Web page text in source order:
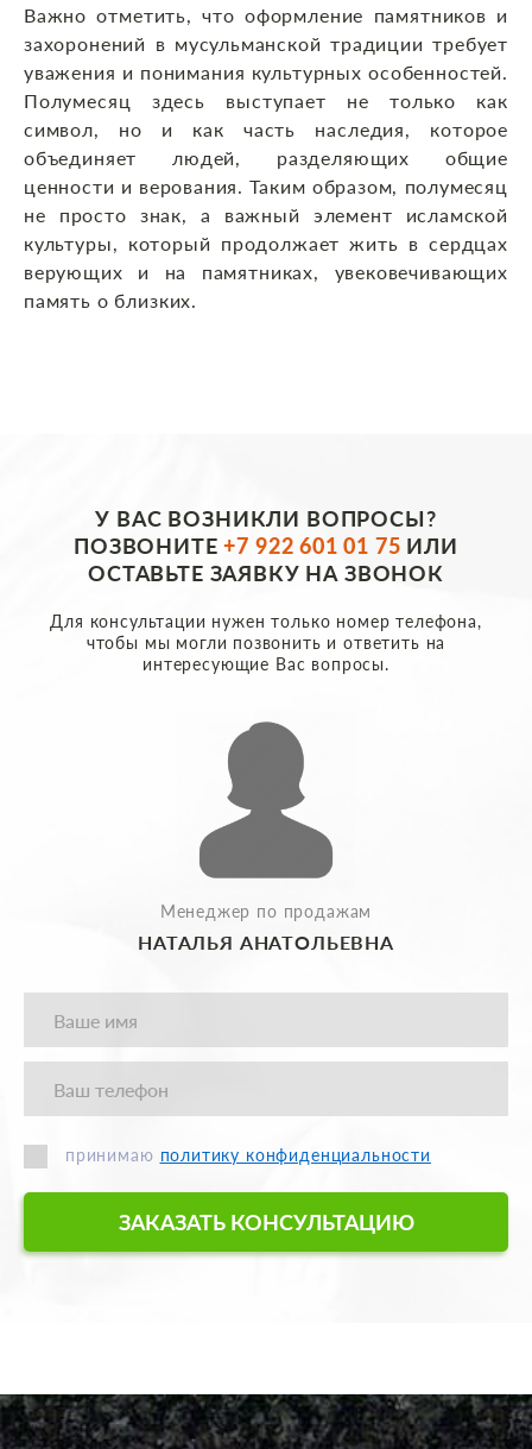
Важно отметить, что оформление памятников и
захоронений в мусульманской традиции требует
уважения и понимания культурных особенностей.
Полумесяц здесь выступает не только как
символ, но и как часть наследия, которое
объединяет людей, разделяющих общие
ценности и верования. Таким образом, полумесяц
не просто знак, а важный элемент исламской
культуры, который продолжает жить в сердцах
верующих и на памятниках, увековечивающих
память о близких.
У ВАС ВОЗНИКЛИ ВОПРОСЫ?
ПОЗВОНИТЕ+7 922 601 01 75 ИЛИ
ОСТАВЬТЕ ЗАЯВКУ НА ЗВОНОК
Для консультации нужен только номер телефона,
чтобы мы могли позвонить и ответить на
интересующие Вас вопросы.
Менеджер по продажам
НАТАЛЬЯ АНАТОЛЬЕВНА
принимаю политику конфиденциальности
ЗАКАЗАТЬ КОНСУЛЬТАЦИЮ